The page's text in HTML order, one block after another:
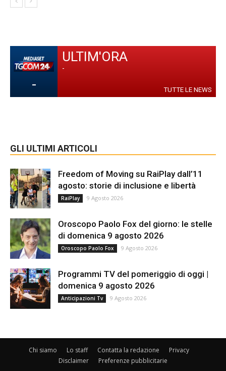
-
ULTIM'ORA
-
TUTTE LE NEWS
GLI ULTIMI ARTICOLI
Freedom of Moving su RaiPlay dall’11
agosto: storie di inclusione e libertà
RaiPlay 9 Agosto 2026
Oroscopo Paolo Fox del giorno: le stelle
di domenica 9 agosto 2026
Oroscopo Paolo Fox 9 Agosto 2026
Programmi TV del pomeriggio di oggi |
domenica 9 agosto 2026
Anticipazioni Tv 9 Agosto 2026
Chi siamo Lo staff Contatta la redazione
Privacy
Disclaimer
Preferenze pubblicitarie